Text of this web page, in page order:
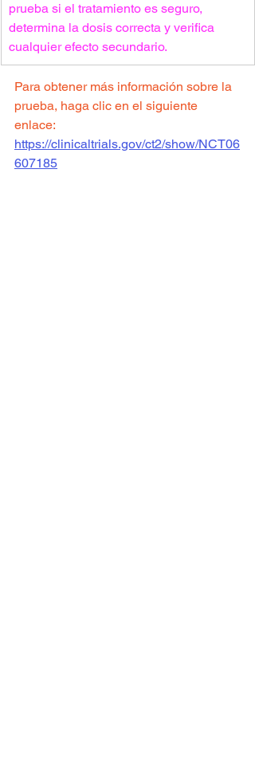
prueba si el tratamiento es seguro,
determina la dosis correcta y verifica
cualquier efecto secundario.
Para obtener más información sobre la
prueba, haga clic en el siguiente
enlace:
https://clinicaltrials.gov/ct2/show/NCT06
607185